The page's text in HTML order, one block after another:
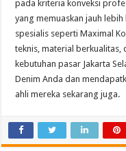
pada kriteria konveksi
yang memuaskan jauh
spesialis seperti Maximal
teknis, material berkualitas,
kebutuhan pasar Jakarta
Denim Anda dan
ahli mereka sekarang juga.